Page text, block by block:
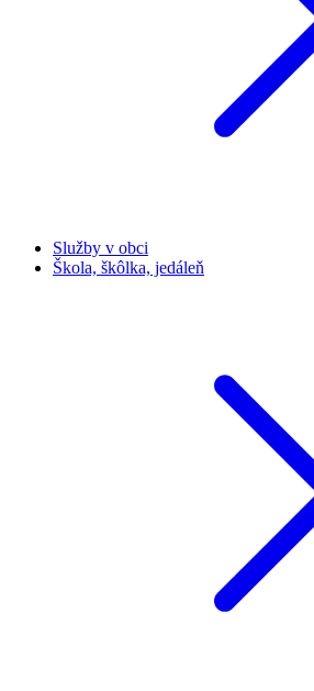
Služby v obci
Škola, škôlka, jedáleň